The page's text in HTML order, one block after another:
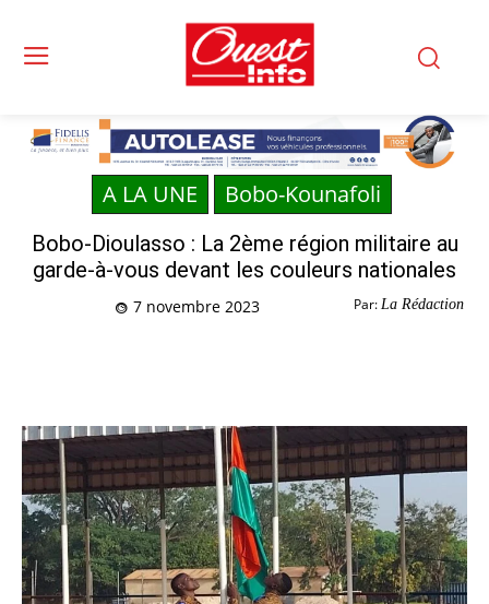
A LA UNE Bobo-Kounafoli
Bobo-Dioulasso : La 2ème région militaire au
garde-à-vous devant les couleurs nationales
Par: La Rédaction
7 novembre 2023